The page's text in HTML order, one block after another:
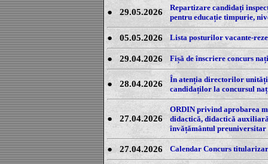
● 29.05.2026
Repartizare candidați
pentru educație timpurie,
● 05.05.2026 Lista posturilor vacante-
●29.04.2026 Fișă de înscriere concurs
●28.04.2026
În atenția directorilor
candidaților la concursul
● 27.04.2026
ORDIN privind aprobarea
didactică, didactică
învățământul preuniversitar
●27.04.2026 Calendar Concurs